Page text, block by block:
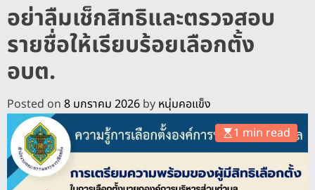
า
ว
c
h
c
o
r
m
d
e
อย่าลืมเช็กสิทธิและตรวจสอบ
รายชื่อให้เรียบร้อยเลือกตั้ง
อบต.
Posted on 8 มกราคม 2026 by หนุ่มคอแข็ง
1 min read